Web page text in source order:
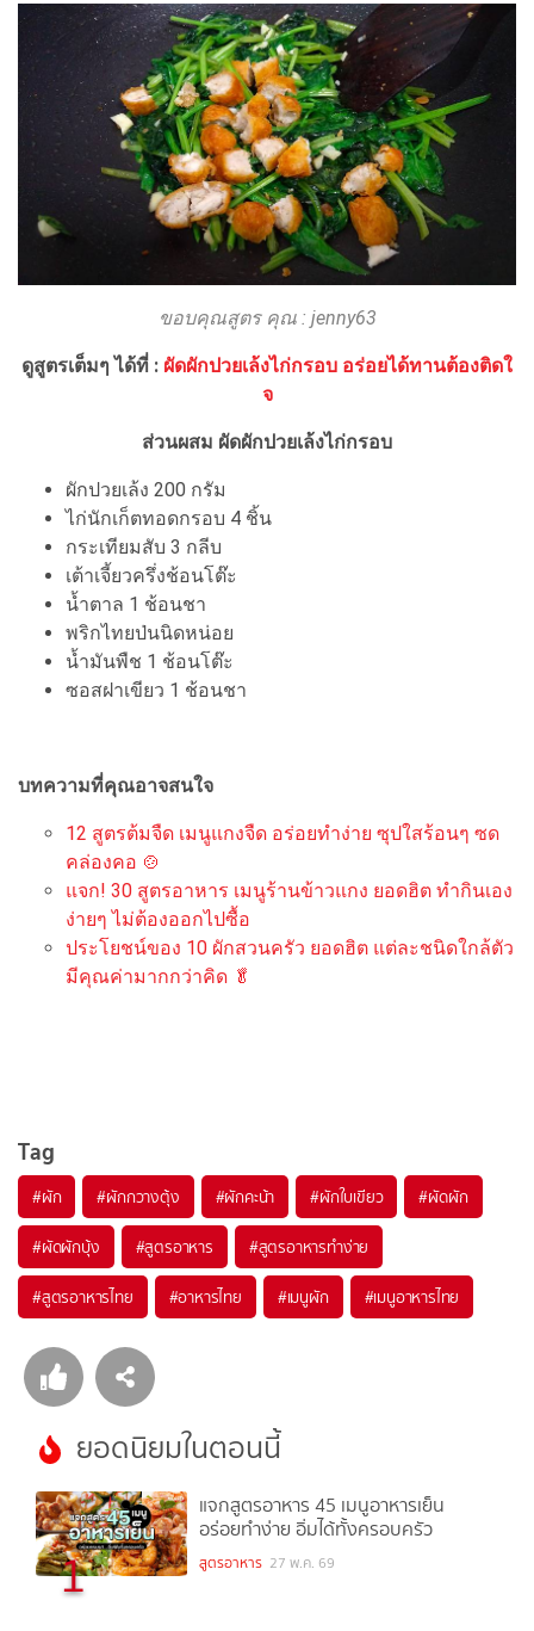
ขอบคุณสูตร คุณ : jenny63
ดูสูตรเต็มๆ ได้ที่ : ผัดผักปวยเล้งไก่กรอบ อร่อยได้ทานต้องติดใ
จ
ส่วนผสม ผัดผักปวยเล้งไก่กรอบ
ผักปวยเล้ง 200 กรัม
ไก่นักเก็ตทอดกรอบ 4 ชิ้น
กระเทียมสับ 3 กลีบ
เต้าเจี้ยวครึ่งช้อนโต๊ะ
น้ำตาล 1 ช้อนชา
พริกไทยป่นนิดหน่อย
น้ำมันพืช 1 ช้อนโต๊ะ
ซอสฝาเขียว 1 ช้อนชา
บทความที่คุณอาจสนใจ
12 สูตรต้มจืด เมนูแกงจืด อร่อยทำง่าย ซุปใสร้อนๆ ซด
คล่องคอ 🍲
แจก! 30 สูตรอาหาร เมนูร้านข้าวแกง ยอดฮิต ทำกินเอง
ง่ายๆ ไม่ต้องออกไปซื้อ
ประโยชน์ของ 10 ผักสวนครัว ยอดฮิต แต่ละชนิดใกล้ตัว
มีคุณค่ามากกว่าคิด 🥬
Tag
#ผัก #ผักกวางตุ้ง #ผักคะน้า #ผักใบเขียว #ผัดผัก
#ผัดผักบุ้ง #สูตรอาหาร #สูตรอาหารทำง่าย
#สูตรอาหารไทย #อาหารไทย #เมนูผัก #เมนูอาหารไทย
ยอดนิยมในตอนนี้
1
แจกสูตรอาหาร 45 เมนูอาหารเย็น
อร่อยทำง่าย อิ่มได้ทั้งครอบครัว
สูตรอาหาร 27 พ.ค. 69